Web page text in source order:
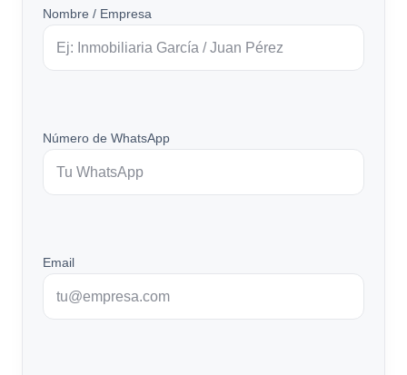
Nombre / Empresa
Número de WhatsApp
Email